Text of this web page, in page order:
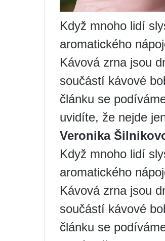
Když mnoho lidí
aromatického
Kávová zrna jsou
součástí kávové
článku se
uvidíte, že nejde
Veronika
Když mnoho lidí
aromatického
Kávová zrna jsou
součástí kávové
článku se